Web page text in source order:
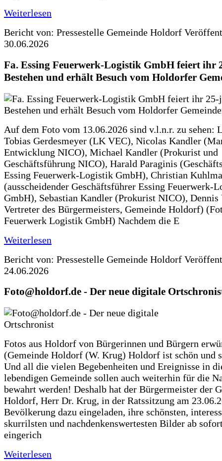
Weiterlesen
Bericht von: Pressestelle Gemeinde Holdorf
30.06.2026
Fa. Essing Feuerwerk-Logistik GmbH feiert ihr
Bestehen und erhält Besuch vom Holdorfer
Auf dem Foto vom 13.06.2026 sind v.l.n.r. zu sehen:
Tobias Gerdesmeyer (LK VEC), Nicolas Kandler
Entwicklung NICO), Michael Kandler (Prokurist und
Geschäftsführung NICO), Harald Paraginis
Essing Feuerwerk-Logistik GmbH), Christian
(ausscheidender Geschäftsführer Essing Feuerwerk-
GmbH), Sebastian Kandler (Prokurist NICO),
Vertreter des Bürgermeisters, Gemeinde Holdorf)
Feuerwerk Logistik GmbH) Nachdem die E
Weiterlesen
Bericht von: Pressestelle Gemeinde Holdorf
24.06.2026
Foto@holdorf.de - Der neue digitale
Fotos aus Holdorf von Bürgerinnen und Bürgern
(Gemeinde Holdorf (W. Krug) Holdorf ist schön und
Und all die vielen Begebenheiten und Ereignisse in
lebendigen Gemeinde sollen auch weiterhin für die
bewahrt werden! Deshalb hat der Bürgermeister der
Holdorf, Herr Dr. Krug, in der Ratssitzung am
Bevölkerung dazu eingeladen, ihre schönsten,
skurrilsten und nachdenkenswertesten Bilder ab
eingerich
Weiterlesen